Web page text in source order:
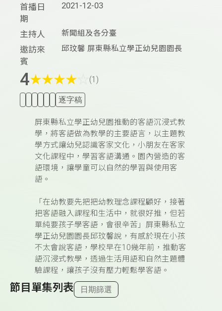
首播日
期
2021-12-03
主持人 新聞組及各分臺
邀訪來
賓
邱玟馨 屏東縣私立學正幼兒園園長
4★★★★ (1)
逐字稿
屏東縣私立學正幼兒園推動的客語沉浸式教
學，將客語做為教學的主要語言，以主題教
學方式讓幼兒認識客家文化，小朋友在客家
文化課程中，學習客語溝通。園內營造的客
語環境，讓學童可以自然的學習與使用客
語。
「在幼教要先把把幼教理念課程顧好，接著
把客語融入課程和生活中，就很好推，但若
單純要孩子學客語，會很辛苦」屏東縣私立
學正幼兒園園長邱玟馨說，有感於現在小孩
不太會說客語，學校早在10幾年前，推動客
語沉浸式教學，透過生活用語和自然主題體
驗課程，讓孩子沒有壓力輕鬆學客語。
節目單集列表 日期篩選